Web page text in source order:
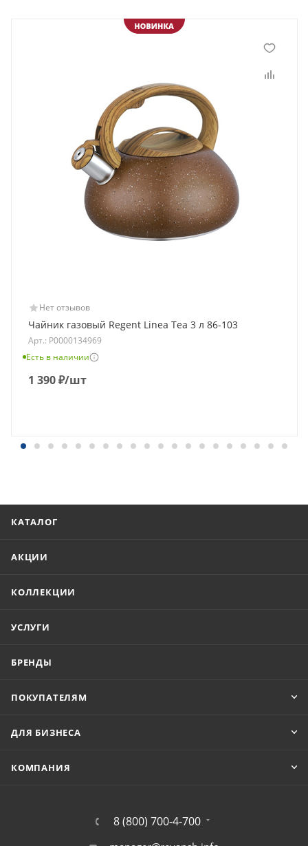
Нет отзывов
Чайник газовый Regent Linea Tea 3 л 86-103
Арт.: Р0000134969
Есть в наличии
1 390₽/шт
КАТАЛОГ
АКЦИИ
КОЛЛЕКЦИИ
УСЛУГИ
БРЕНДЫ
ПОКУПАТЕЛЯМ
ДЛЯ БИЗНЕСА
КОМПАНИЯ
8 (800) 700-4-700